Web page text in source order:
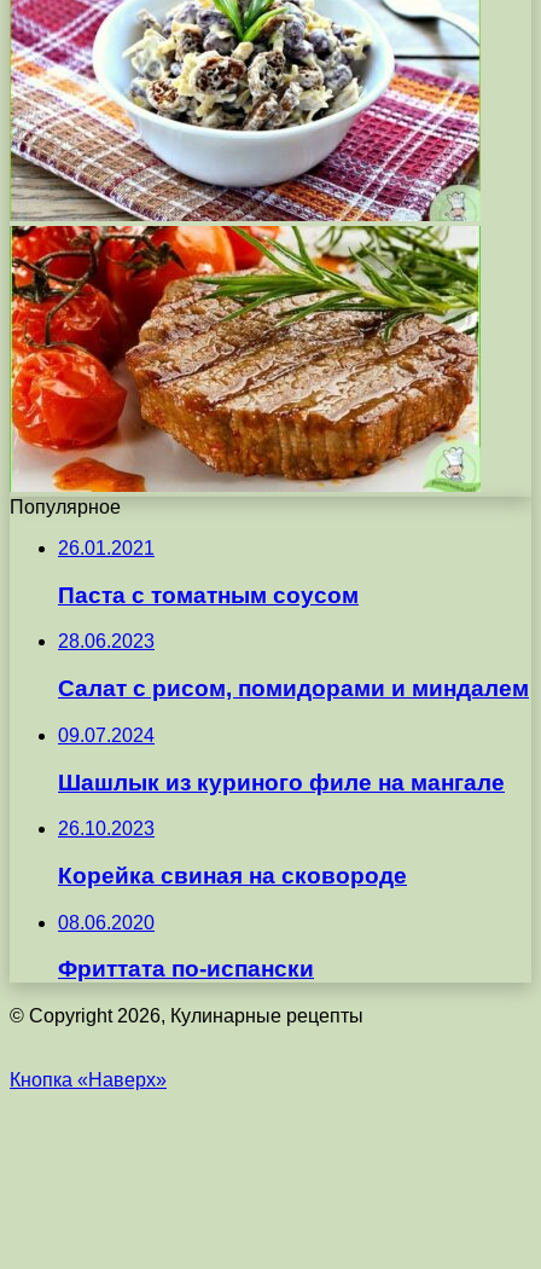
Популярное
26.01.2021
Паста с томатным соусом
28.06.2023
Салат с рисом, помидорами и миндалем
09.07.2024
Шашлык из куриного филе на мангале
26.10.2023
Корейка свиная на сковороде
08.06.2020
Фриттата по-испански
© Copyright 2026, Кулинарные рецепты
Кнопка «Наверх»